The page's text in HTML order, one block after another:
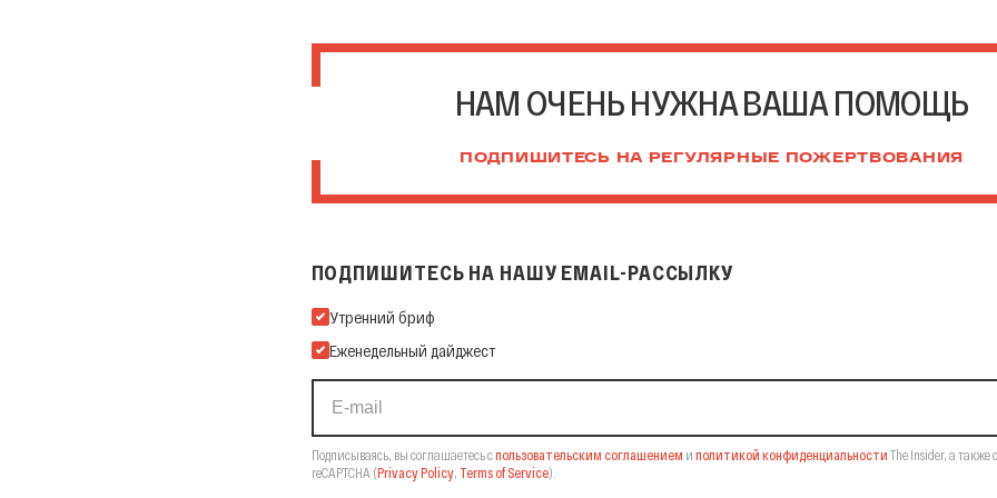
НАМ ОЧЕНЬ НУЖНА ВАША ПОМОЩЬ
ПОДПИШИТЕСЬ НА РЕГУЛЯРНЫЕ ПОЖЕРТВОВАНИЯ
ПОДПИШИТЕСЬ НА НАШУ EMAIL-РАССЫЛКУ
Подпишитесь на нашу Email-рассылку
Утренний бриф
Еженедельный дайджест
Подписываясь, вы соглашаетесь спользовательским соглашением и политикой конфиденциальности The Insider, а также
reCAPTCHA (Privacy Policy, Terms of Service).